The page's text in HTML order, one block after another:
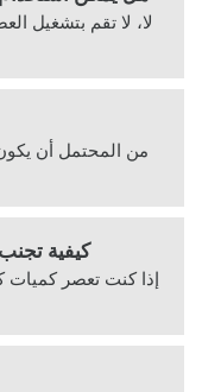
من المحتمل أن
كيفية
إذا كنت تعصر كميات